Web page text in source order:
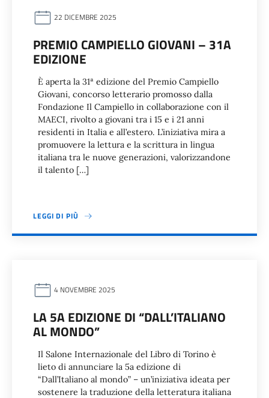
22 DICEMBRE 2025
PREMIO CAMPIELLO GIOVANI – 31A
EDIZIONE
È aperta la 31ª edizione del Premio Campiello
Giovani, concorso letterario promosso dalla
Fondazione Il Campiello in collaborazione con il
MAECI, rivolto a giovani tra i 15 e i 21 anni
residenti in Italia e all’estero. L’iniziativa mira a
promuovere la lettura e la scrittura in lingua
italiana tra le nuove generazioni, valorizzandone
il talento […]
LEGGI DI PIÙ
4 NOVEMBRE 2025
LA 5A EDIZIONE DI “DALL’ITALIANO
AL MONDO”
Il Salone Internazionale del Libro di Torino è
lieto di annunciare la 5a edizione di
“Dall’Italiano al mondo” – un’iniziativa ideata per
sostenere la traduzione della letteratura italiana